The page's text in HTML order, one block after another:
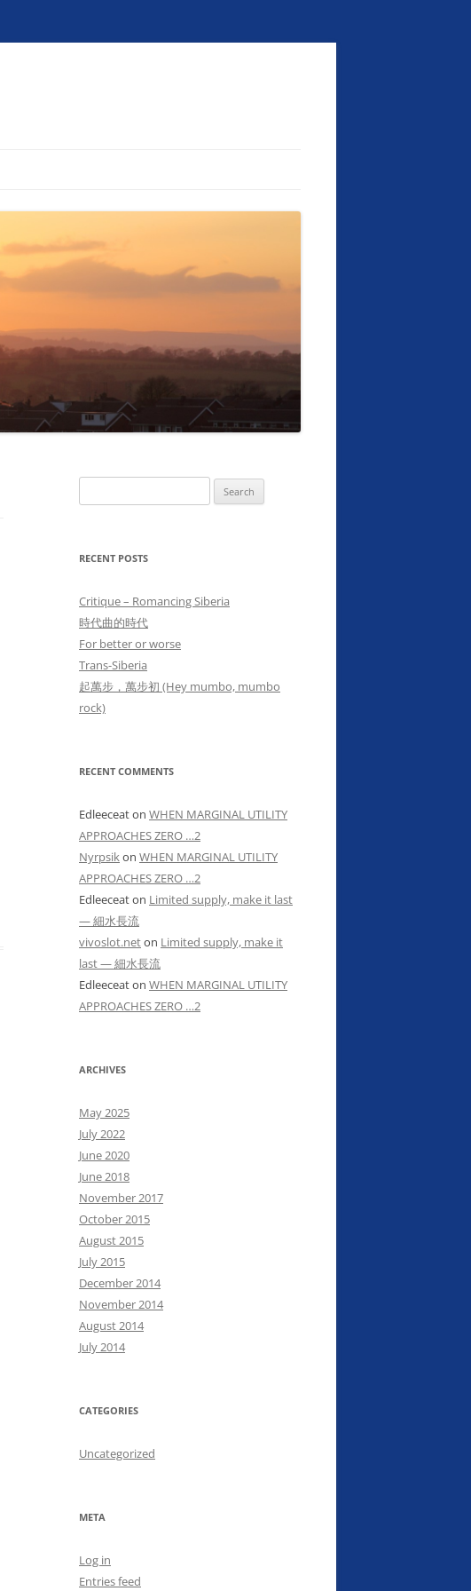
for:
RECENT POSTS
Critique – Romancing Siberia
時代曲的時代
For better or worse
Trans-Siberia
起萬步，萬步初 (Hey mumbo, mumbo
rock)
RECENT COMMENTS
Edleeceaton WHEN MARGINAL UTILITY
APPROACHES ZERO …2
Nyrpsikon WHEN MARGINAL UTILITY
APPROACHES ZERO …2
Edleeceaton Limited supply, make it last
— 細水長流
vivoslot.neton Limited supply, make it
last — 細水長流
Edleeceaton WHEN MARGINAL UTILITY
APPROACHES ZERO …2
ARCHIVES
May 2025
July 2022
June 2020
June 2018
November 2017
October 2015
August 2015
July 2015
December 2014
November 2014
August 2014
July 2014
CATEGORIES
Uncategorized
META
Log in
Entries feed